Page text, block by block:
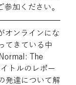
参加ください。
オンラインにな
てきている中
The
トルのレポー
発達について解